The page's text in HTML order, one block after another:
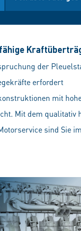
der
erfordert
mit
Mit dem qualitativ
sind Sie